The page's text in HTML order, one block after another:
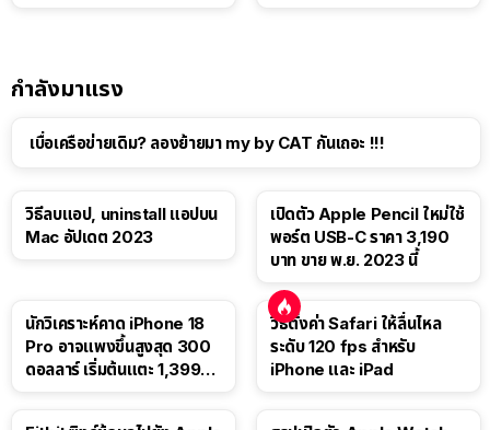
กำลังมาแรง
เบื่อเครือข่ายเดิม? ลองย้ายมา my by CAT กันเถอะ !!!
วิธีลบแอป, uninstall แอปบน
Mac อัปเดต 2023
เปิดตัว Apple Pencil ใหม่ใช้
พอร์ต USB-C ราคา 3,190
บาท ขาย พ.ย. 2023 นี้
นักวิเคราะห์คาด iPhone 18
Pro อาจแพงขึ้นสูงสุด 300
ดอลลาร์ เริ่มต้นแตะ 1,399
วิธีตั้งค่า Safari ให้ลื่นไหล
ระดับ 120 fps สำหรับ
iPhone และ iPad